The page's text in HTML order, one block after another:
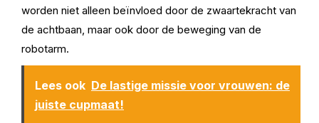
worden niet alleen beïnvloed door de zwaartekracht van
de achtbaan, maar ook door de beweging van de
robotarm.
Lees ook De lastige missie voor vrouwen: de
juiste cupmaat!